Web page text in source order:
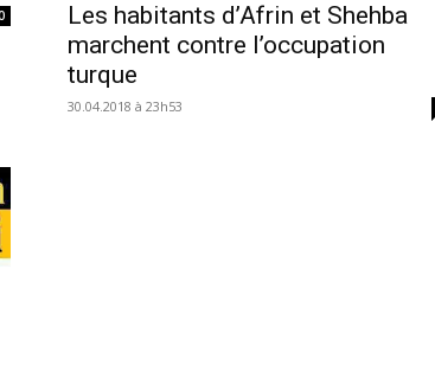
Les habitants d’Afrin et Shehba
marchent contre l’occupation
turque
30.04.2018 à 23h53